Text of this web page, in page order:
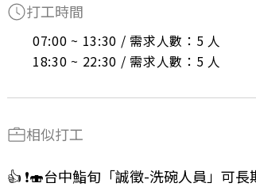
打工時間
07:00 ~ 13:30 / 需求人數：5 人
18:30 ~ 22:30 / 需求人數：5 人
相似打工